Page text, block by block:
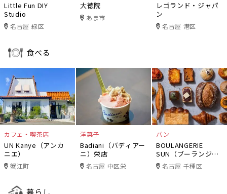
Little Fun DIY
Studio
名古屋 緑区
大徳院
あま市
レゴランド・ジャパ
ン
名古屋 港区
食べる
カフェ・喫茶店
UN Kanye（アンカ
ニエ）
蟹江町
洋菓子
Badiani（バディアー
ニ）栄店
名古屋 中区栄
パン
BOULANGERIE
SUN（ブーランジェ
リー・サン）
名古屋 千種区
暮らし